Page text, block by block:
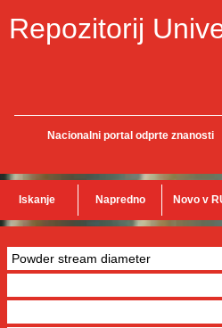
Repozitorij
Nacionalni portal odprte znanosti
Iskanje Napredno Novo v